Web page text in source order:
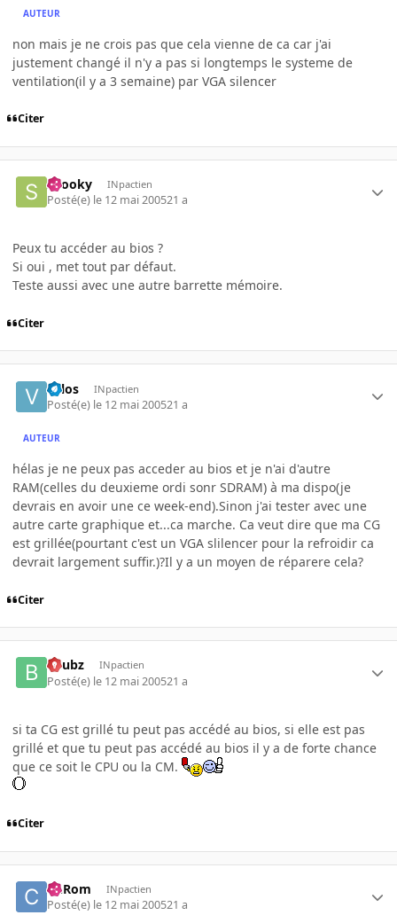
AUTEUR
non mais je ne crois pas que cela vienne de ca car j'ai
justement changé il n'y a pas si longtemps le systeme de
ventilation(il y a 3 semaine) par VGA silencer
Citer
snooky INpactien
Posté(e) le 12 mai 200521 a
Peux tu accéder au bios ?
Si oui , met tout par défaut.
Teste aussi avec une autre barrette mémoire.
Citer
valos INpactien
Posté(e) le 12 mai 200521 a
AUTEUR
hélas je ne peux pas acceder au bios et je n'ai d'autre
RAM(celles du deuxieme ordi sonr SDRAM) à ma dispo(je
devrais en avoir une ce week-end).Sinon j'ai tester avec une
autre carte graphique et...ca marche. Ca veut dire que ma CG
est grillée(pourtant c'est un VGA slilencer pour la refroidir ca
devrait largement suffir.)?Il y a un moyen de réparere cela?
Citer
beubz INpactien
Posté(e) le 12 mai 200521 a
si ta CG est grillé tu peut pas accédé au bios, si elle est pas
grillé et que tu peut pas accédé au bios il y a de forte chance
que ce soit le CPU ou la CM.
Citer
ChRom INpactien
Posté(e) le 12 mai 200521 a